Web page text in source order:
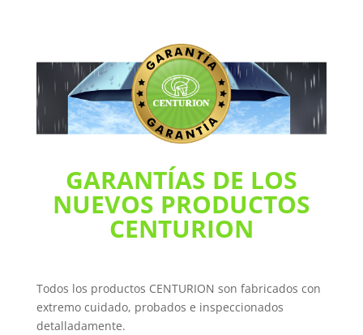
GARANTÍAS DE LOS
NUEVOS PRODUCTOS
CENTURION
Todos los productos CENTURION son fabricados con
extremo cuidado, probados e inspeccionados
detalladamente.